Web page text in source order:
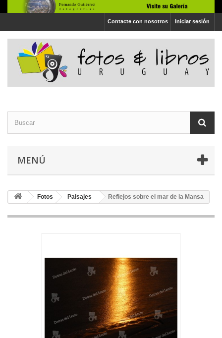
Iniciar sesión
Contacte con nosotros
MENÚ
Fotos Paisajes Reflejos sobre el mar de la Mansa